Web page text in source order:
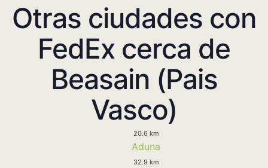
Otras ciudades con
FedEx cerca de
Beasain (Pais
Vasco)
20.6 km
Aduna
32.9 km